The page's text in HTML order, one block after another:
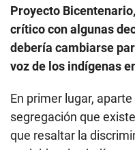
Proyecto
crítico con algunas
debería cambiarse
voz de los indígenas
En primer lugar,
segregación que
que resaltar la